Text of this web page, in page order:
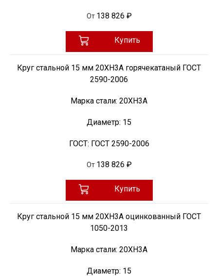
От 138 826 ₽
Купить
Круг стальной 15 мм 20ХН3А горячекатаный ГОСТ
2590-2006
Марка стали: 20ХН3А
Диаметр: 15
ГОСТ: ГОСТ 2590-2006
От 138 826 ₽
Купить
Круг стальной 15 мм 20ХН3А оцинкованный ГОСТ
1050-2013
Марка стали: 20ХН3А
Диаметр: 15